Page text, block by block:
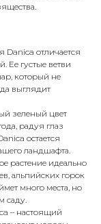
Danica отличается
Ее густые ветви
который не
выглядит
зеленый цвет
радуя глаз
остается
ландшафта.
растение идеально
альпийских горок
много места, но
саду.
– настоящий